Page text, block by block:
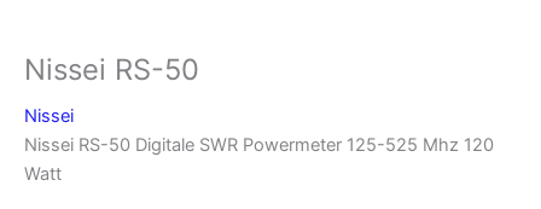
Nissei RS-50
Nissei
Nissei RS-50 Digitale SWR Powermeter 125-525 Mhz 120
Watt